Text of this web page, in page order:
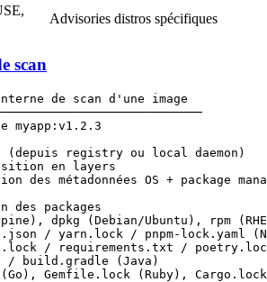
Advisories distros spécifiques
scan
de scan d'une image
myapp:v1.2.3
(depuis registry ou local daemon)
en layers
des métadonnées OS + package
des packages
dpkg (Debian/Ubuntu), rpm
/ yarn.lock / pnpm-lock.yaml
/ requirements.txt /
/ build.gradle (Java)
Gemfile.lock (Ruby),